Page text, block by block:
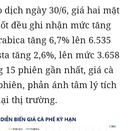
ngày 30/6, giá hai mặt
đều ghi nhận mức tăng
tăng 6,7% lên 6.535
tăng 2,6%, lên mức 3.658
15 phiên gần nhất, giá cà
phản ánh tâm lý tích
thị trường.